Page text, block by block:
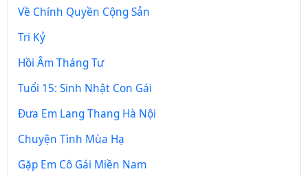
Về Chính Quyền Cộng Sản
Tri Kỷ
Hồi Âm Tháng Tư
Tuổi 15: Sinh Nhật Con Gái
Đưa Em Lang Thang Hà Nội
Chuyện Tình Mùa Hạ
Gặp Em Cô Gái Miền Nam